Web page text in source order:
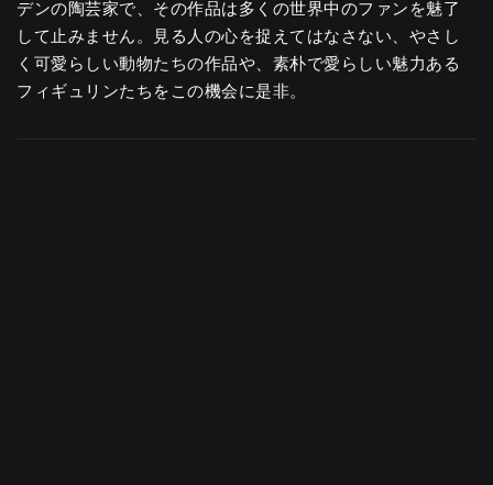
デンの陶芸家で、その作品は多くの世界中のファンを魅了
して止みません。見る人の心を捉えてはなさない、やさし
く可愛らしい動物たちの作品や、素朴で愛らしい魅力ある
フィギュリンたちをこの機会に是非。